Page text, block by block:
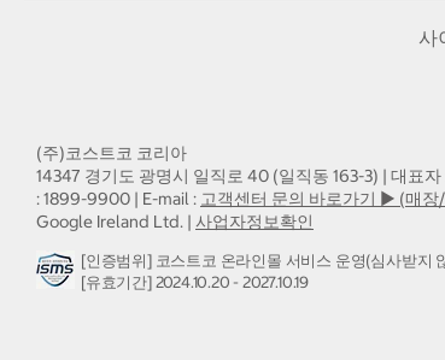
사
(주)코스트코 코리아
14347 경기도 광명시 일직로 40 (일직동 163-3) | 대표
: 1899-9900 | E-mail : 고객센터 문의 바로가기 ▶ (매장
Google Ireland Ltd. | 사업자정보확인
[인증범위] 코스트코 온라인몰 서비스 운영(심사받지
[유효기간] 2024.10.20 - 2027.10.19